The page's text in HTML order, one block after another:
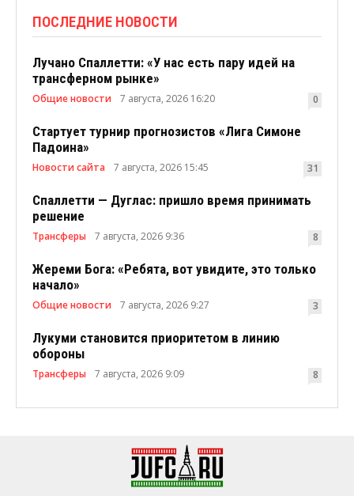
ПОСЛЕДНИЕ НОВОСТИ
Лучано Спаллетти: «У нас есть пару идей на
трансферном рынке»
Общие новости 7 августа, 2026 16:20 0
Стартует турнир прогнозистов «Лига Симоне
Падоина»
Новости сайта 7 августа, 2026 15:45 31
Спаллетти — Дуглас: пришло время принимать
решение
Трансферы 7 августа, 2026 9:36 8
Жереми Бога: «Ребята, вот увидите, это только
начало»
Общие новости 7 августа, 2026 9:27 3
Лукуми становится приоритетом в линию
обороны
Трансферы 7 августа, 2026 9:09 8